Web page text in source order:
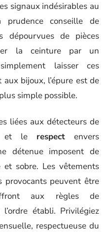
signaux indésirables au
conseille de
dépourvues de pièces
la ceinture par un
laisser ces
aux bijoux, l’épure est de
simple possible.
liées aux détecteurs de
et le respect envers
détenue imposent de
sobre. Les vêtements
provocants peuvent être
aux règles de
établi. Privilégiez
respectueuse du